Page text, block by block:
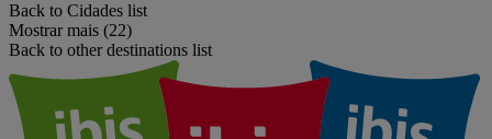
Back to Cidades list
Mostrar mais (22)
Back to other destinations list